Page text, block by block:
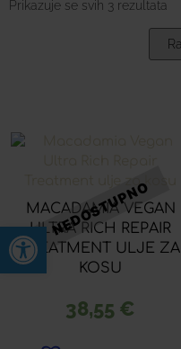
Prikazuje se svih 3 rezultata
MACADAMIA VEGAN
ULTRA RICH REPAIR
TREATMENT ULJE ZA
KOSU
38,55 €
Open toolbar